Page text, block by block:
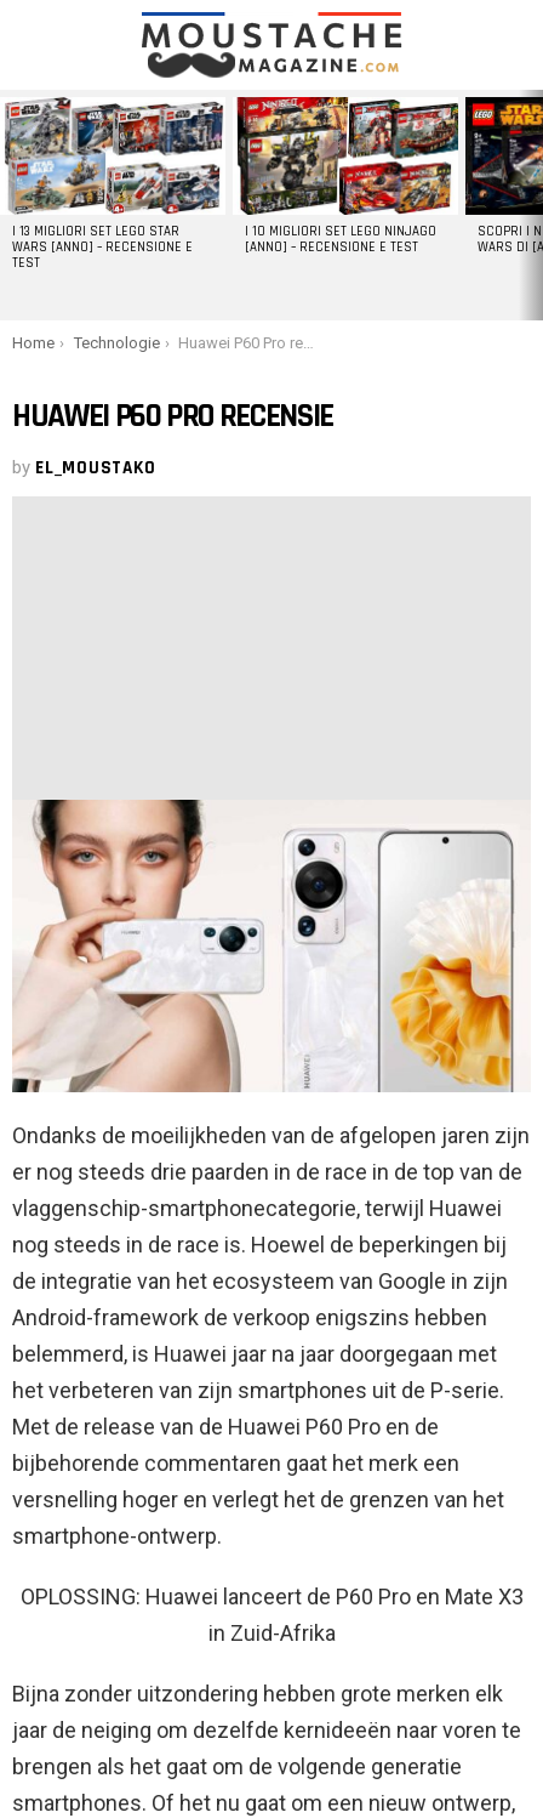
LATEST
STORIES
I 13 MIGLIORI SET LEGO STAR
WARS [ANNO] – RECENSIONE E
TEST
I 10 MIGLIORI SET LEGO NINJAGO
[ANNO] – RECENSIONE E TEST
SCOPRI I
WARS DI
You are here:
Home Technologie Huawei P60 Pro recensie
HUAWEI P60 PRO RECENSIE
by EL_MOUSTAKO
Ondanks de moeilijkheden van de afgelopen jaren zijn
er nog steeds drie paarden in de race in de top van de
vlaggenschip-smartphonecategorie, terwijl Huawei
nog steeds in de race is. Hoewel de beperkingen bij
de integratie van het ecosysteem van Google in zijn
Android-framework de verkoop enigszins hebben
belemmerd, is Huawei jaar na jaar doorgegaan met
het verbeteren van zijn smartphones uit de P-serie.
Met de release van de Huawei P60 Pro en de
bijbehorende commentaren gaat het merk een
versnelling hoger en verlegt het de grenzen van het
smartphone-ontwerp.
OPLOSSING: Huawei lanceert de P60 Pro en Mate X3
in Zuid-Afrika
Bijna zonder uitzondering hebben grote merken elk
jaar de neiging om dezelfde kernideeën naar voren te
brengen als het gaat om de volgende generatie
smartphones. Of het nu gaat om een ​​nieuw ontwerp,